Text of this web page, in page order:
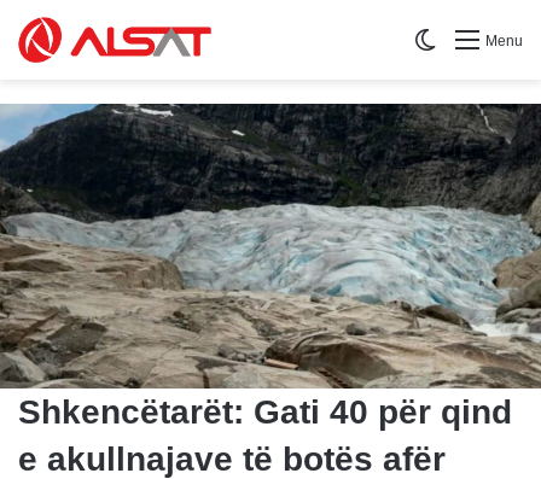
Menu
Switch skin
Shkencëtarët: Gati 40 për qind
e akullnajave të botës afër